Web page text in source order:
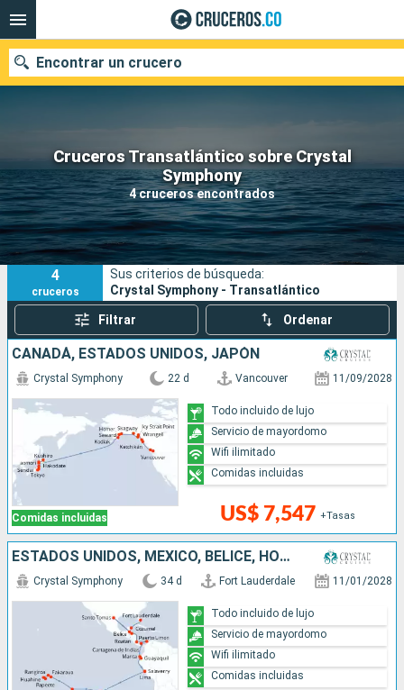
Cruceros Transatlántico sobre Crystal
Symphony
4 cruceros encontrados
Encontrar un crucero
Fecha de salida
Buscar
4
cruceros
Sus criterios de búsqueda:
Crystal Symphony - Transatlántico
Filtrar Ordenar
CANADÁ, ESTADOS UNIDOS, JAPÓN
Comidas incluidas
Crystal Symphony 22 d Vancouver 11/09/2028
US$ 7,547 +Tasas
Todo incluido de lujo
Servicio de mayordomo
Wifi ilimitado
Comidas incluidas
ESTADOS UNIDOS, MÉXICO, BELICE, HONDURAS, COSTA RICA, COLOMBIA, PANAMÁ, ECUADOR, PERÚ, CHILE, REINO UNIDO, FRANCIA
Crystal Symphony 34 d Fort Lauderdale 11/01/2028
Todo incluido de lujo
Servicio de mayordomo
Wifi ilimitado
Comidas incluidas